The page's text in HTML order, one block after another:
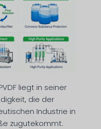
liegt in seiner
die der
Industrie in
zugutekommt.